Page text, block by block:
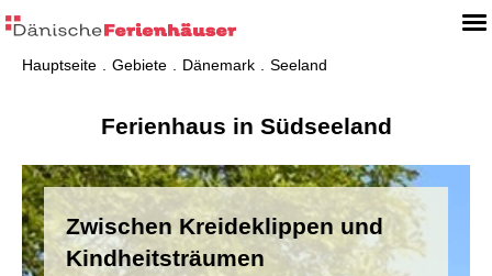
Hauptseite Gebiete Dänemark Seeland
Ferienhaus in Südseeland
Zwischen Kreideklippen und
Kindheitsträumen